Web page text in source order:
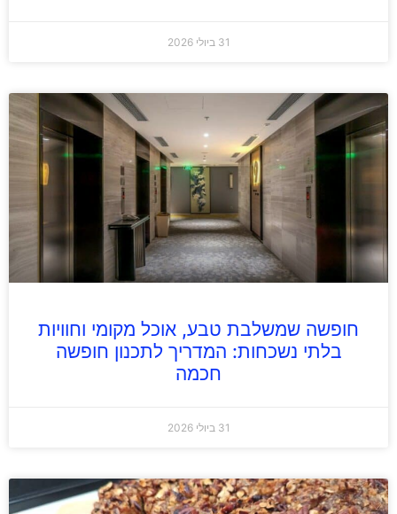
31 ביולי 2026
חופשה שמשלבת טבע, אוכל מקומי וחוויות
בלתי נשכחות: המדריך לתכנון חופשה
חכמה
31 ביולי 2026